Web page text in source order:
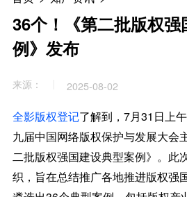
36个！《第二批版权
例》发布
来源： 2025-08-02
全影版权登记了解到，7月31日上
九届中国网络版权保护与发展大会
二批版权强国建设典型案例》。此
织，旨在总结推广各地推进版权强